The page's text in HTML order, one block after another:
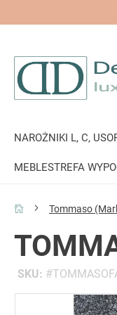
NAROŻNIKI L, C, U
MEBLESTREFA
Tommaso
SKU